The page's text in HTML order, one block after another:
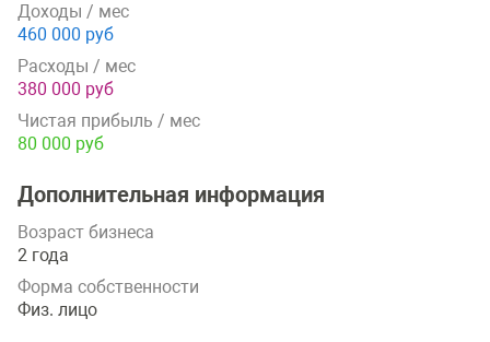
Доходы / мес
460 000 руб
Расходы / мес
380 000 руб
Чистая прибыль / мес
80 000 руб
Дополнительная информация
Возраст бизнеса
2 года
Форма собственности
Физ. лицо